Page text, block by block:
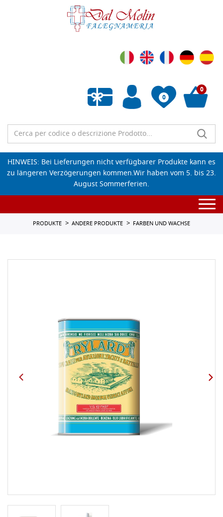
0
Wunschliste leeren
0
HINWEIS: Bei Lieferungen nicht verfügbarer Produkte kann es
zu längeren Verzögerungen kommen.Wir haben vom 5. bis 23.
August Sommerferien.
PRODUKTE ANDERE PRODUKTE FARBEN UND WACHSE